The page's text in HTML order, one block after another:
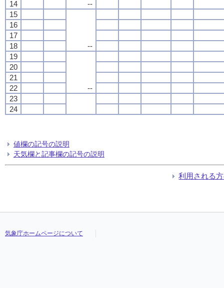
--
14
15
--
16
17
18
19
--
20
21
22
23
24
値欄の記号の説明
天気欄と記事欄の記号の説明
利用される
気象庁ホームページについて